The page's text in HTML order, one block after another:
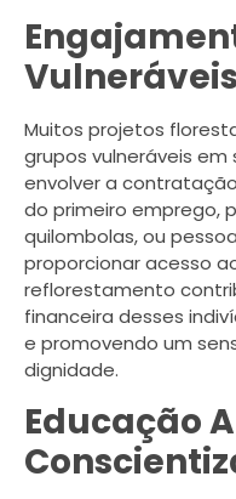
Vulneráveis
Muitos projetos
grupos vulneráveis
envolver a
do primeiro emprego,
quilombolas, ou
proporcionar acesso
reflorestamento
financeira desses
e promovendo um
dignidade.
Educação